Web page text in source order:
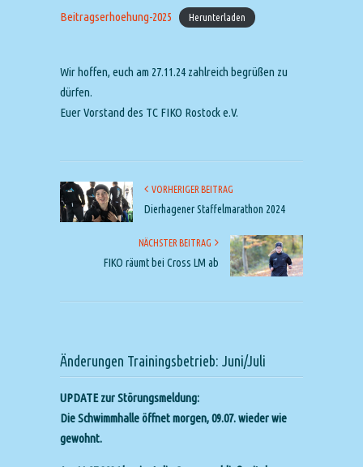
Beitragserhoehung-2025 Herunterladen
Wir hoffen, euch am 27.11.24 zahlreich begrüßen zu
dürfen.
Euer Vorstand des TC FIKO Rostock e.V.
VORHERIGER BEITRAG
Dierhagener Staffelmarathon 2024
NÄCHSTER BEITRAG
FIKO räumt bei Cross LM ab
Änderungen Trainingsbetrieb: Juni/Juli
UPDATE zur Störungsmeldung:
Die Schwimmhalle öffnet morgen, 09.07. wieder wie
gewohnt.